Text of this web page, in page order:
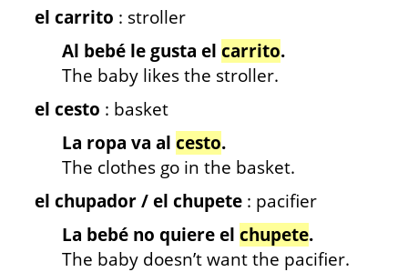
el carrito : stroller
Al bebé le gusta el carrito.
The baby likes the stroller.
el cesto : basket
La ropa va al cesto.
The clothes go in the basket.
el chupador / el chupete : pacifier
La bebé no quiere el chupete.
The baby doesn’t want the pacifier.